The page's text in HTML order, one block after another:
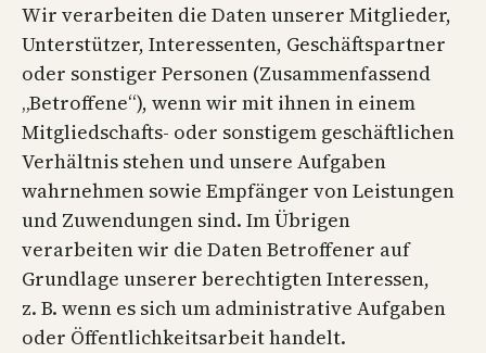
Wir verarbeiten die Daten unserer Mitglieder,
Unterstützer, Interessenten, Geschäftspartner
oder sonstiger Personen (Zusammenfassend
„Betroffene“), wenn wir mit ihnen in einem
Mitgliedschafts- oder sonstigem geschäftlichen
Verhältnis stehen und unsere Aufgaben
wahrnehmen sowie Empfänger von Leistungen
und Zuwendungen sind. Im Übrigen
verarbeiten wir die Daten Betroffener auf
Grundlage unserer berechtigten Interessen,
z. B. wenn es sich um administrative Aufgaben
oder Öffentlichkeitsarbeit handelt.